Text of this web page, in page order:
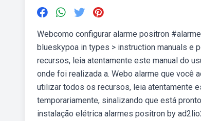
Webcomo configurar alarme positron
blueskypoa in types > instruction manuals e
recursos, leia atentamente este manual do
onde foi realizada a. Webo alarme que você
utilizar todos os recursos, leia atentamente
temporariamente, sinalizando que está
instalação elétrica alarmes positron by